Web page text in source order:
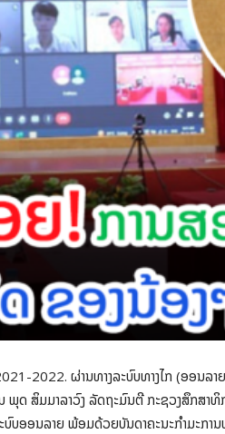
2022. ຜ່ານທາງລະບົບທາງໄກ (ອອນ
ພຸດ ສິມມາລາວົງ ລັດຖະມົນຕີ ກະຊວງສຶກສ
ບອອນລາຍ ພ້ອມດ້ວຍບັນດາຄະນະກຳມະກາ